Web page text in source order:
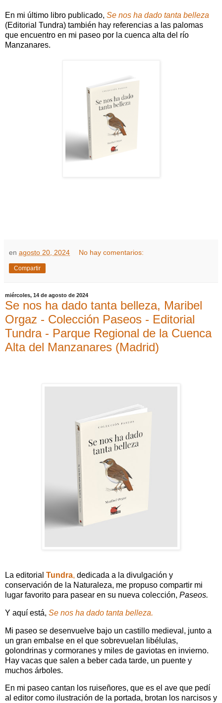
En mi último libro publicado, Se nos ha dado tanta belleza
(Editorial Tundra) también hay referencias a las palomas
que encuentro en mi paseo por la cuenca alta del río
Manzanares.
en agosto 20, 2024 No hay comentarios:
Compartir
miércoles, 14 de agosto de 2024
Se nos ha dado tanta belleza, Maribel
Orgaz - Colección Paseos - Editorial
Tundra - Parque Regional de la Cuenca
Alta del Manzanares (Madrid)
La editorial Tundra, dedicada a la divulgación y
conservación de la Naturaleza, me propuso compartir mi
lugar favorito para pasear en su nueva colección, Paseos.
Y aquí está, Se nos ha dado tanta belleza.
Mi paseo se desenvuelve bajo un castillo medieval, junto a
un gran embalse en el que sobrevuelan libélulas,
golondrinas y cormoranes y miles de gaviotas en invierno.
Hay vacas que salen a beber cada tarde, un puente y
muchos árboles.
En mi paseo cantan los ruiseñores, que es el ave que pedí
al editor como ilustración de la portada, brotan los narcisos y